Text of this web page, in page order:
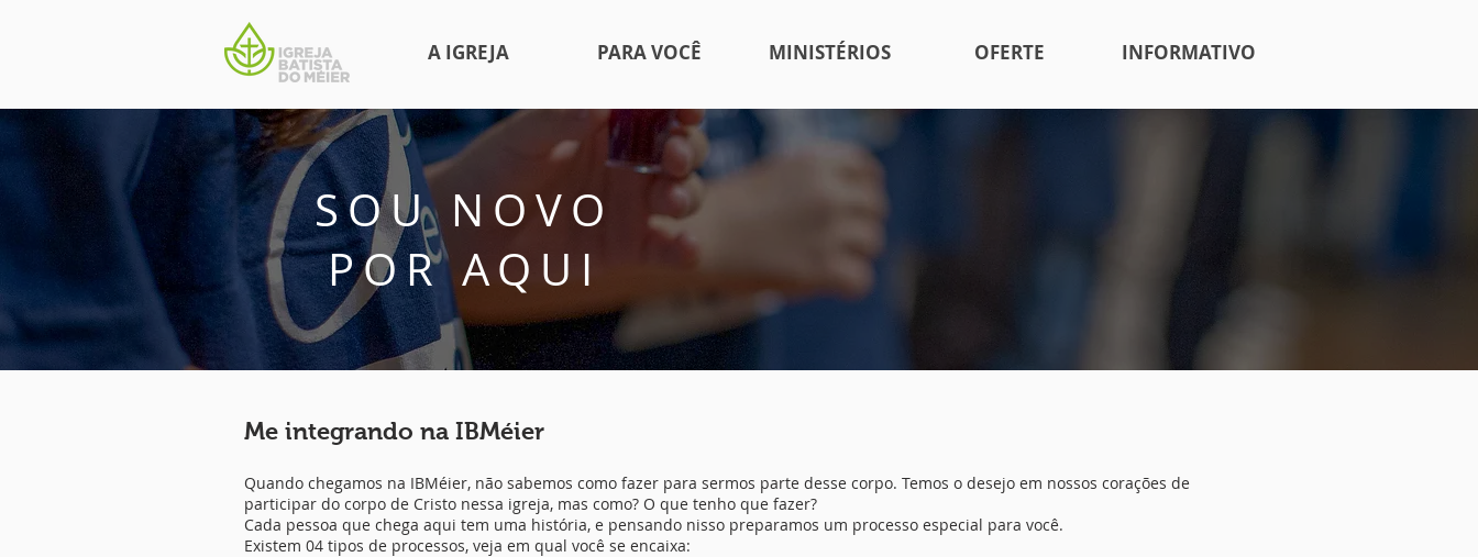
A IGREJA PARA VOCÊ MINISTÉRIOS OFERTE INFORMATIVO
SOU NOVO
POR AQUI
Me integrando na IBMéier
Quando chegamos na IBMéier, não sabemos como fazer para sermos parte desse corpo. Temos o desejo em nossos corações de
participar do corpo de Cristo nessa igreja, mas como? O que tenho que fazer?
Cada pessoa que chega aqui tem uma história, e pensando nisso preparamos um processo especial para você.
Existem 04 tipos de processos, veja em qual você se encaixa: